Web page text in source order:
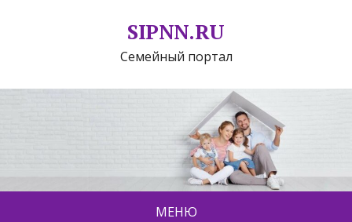
SIPNN.RU
Семейный портал
МЕНЮ